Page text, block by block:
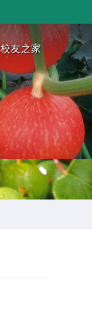
校友之家